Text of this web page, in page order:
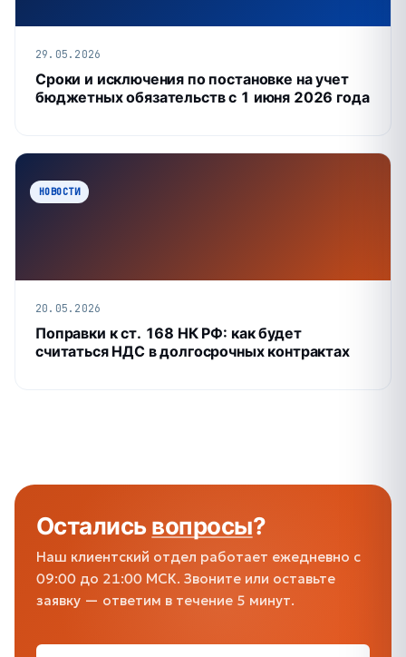
29.05.2026
Сроки и исключения по постановке на учет
бюджетных обязательств с 1 июня 2026 года
НОВОСТИ
20.05.2026
Поправки к ст. 168 НК РФ: как будет
считаться НДС в долгосрочных контрактах
Осталисьвопросы?
Наш клиентский отдел работает ежедневно с
09:00 до 21:00 МСК. Звоните или оставьте
заявку — ответим в течение 5 минут.